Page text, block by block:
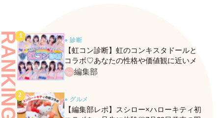
● 診断
【虹コン診断】虹のコンキスタドールと
コラボ♡あなたの性格や価値観に近いメ
ンバーがわかる、fasmeの新診断がスター
編集部
● グルメ
【編集部レポ】スシロー×ハローキティ初